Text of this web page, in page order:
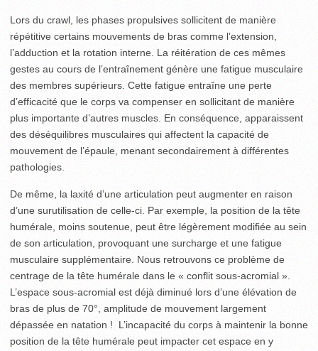
Lors du crawl, les phases propulsives sollicitent de manière
répétitive certains mouvements de bras comme l’extension,
l’adduction et la rotation interne. La réitération de ces mêmes
gestes au cours de l’entraînement génère une fatigue musculaire
des membres supérieurs. Cette fatigue entraîne une perte
d’efficacité que le corps va compenser en sollicitant de manière
plus importante d’autres muscles. En conséquence, apparaissent
des déséquilibres musculaires qui affectent la capacité de
mouvement de l’épaule, menant secondairement à différentes
pathologies.
De même, la laxité d’une articulation peut augmenter en raison
d’une surutilisation de celle-ci. Par exemple, la position de la tête
humérale, moins soutenue, peut être légèrement modifiée au sein
de son articulation, provoquant une surcharge et une fatigue
musculaire supplémentaire. Nous retrouvons ce problème de
centrage de la tête humérale dans le « conflit sous-acromial ».
L’espace sous-acromial est déjà diminué lors d’une élévation de
bras de plus de 70°, amplitude de mouvement largement
dépassée en natation ! L’incapacité du corps à maintenir la bonne
position de la tête humérale peut impacter cet espace en y